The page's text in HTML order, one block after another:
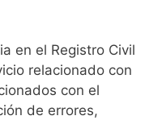
en el Registro Civil
relacionado con
con el
de errores,